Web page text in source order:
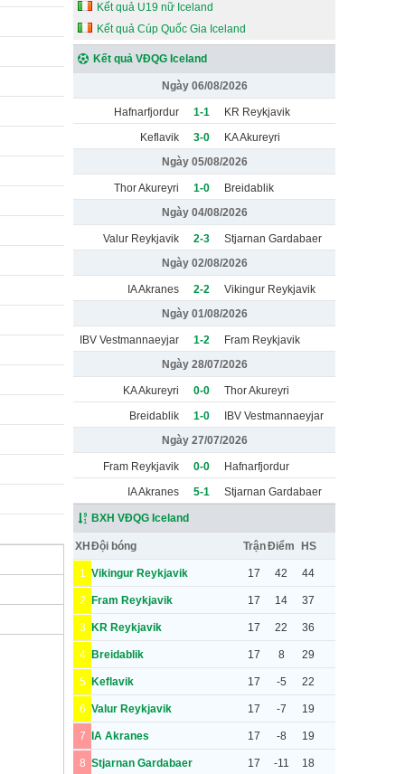
Kết quả U19 nữ Iceland
Kết quả Cúp Quốc Gia Iceland
Kết quả VĐQG Iceland
Ngày 06/08/2026
Hafnarfjordur 1-1
KR Reykjavik
Keflavik
3-0
KA Akureyri
Ngày 05/08/2026
Thor Akureyri 1-0
Breidablik
Ngày 04/08/2026
Valur Reykjavik 2-3
Stjarnan Gardabaer
Ngày 02/08/2026
IA Akranes 2-2
Vikingur Reykjavik
Ngày 01/08/2026
IBV Vestmannaeyjar 1-2
Fram Reykjavik
Ngày 28/07/2026
KA Akureyri 0-0
Thor Akureyri
Breidablik
1-0
IBV Vestmannaeyjar
Ngày 27/07/2026
Fram Reykjavik 0-0
Hafnarfjordur
IA Akranes
5-1 Stjarnan Gardabaer
BXH VĐQG Iceland
XHĐội bóng TrậnĐiểm HS
1 Vikingur Reykjavik 17 42 44
2 Fram Reykjavik 17 14 37
3 KR Reykjavik 17 22 36
4 Breidablik 17 8 29
5 Keflavik 17 -5 22
6 Valur Reykjavik 17 -7 19
7 IA Akranes 17 -8 19
8 Stjarnan Gardabaer 17 -11 18